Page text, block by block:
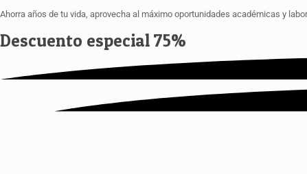
Ahorra años de tu vida, aprovecha al máximo oportunidades académicas y
Descuento especial 75%